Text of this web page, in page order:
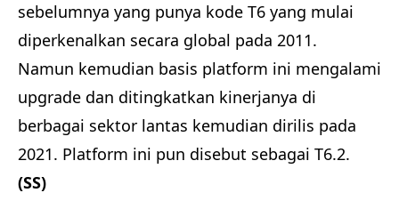
sebelumnya yang punya kode T6 yang mulai
diperkenalkan secara global pada 2011.
Namun kemudian basis platform ini mengalami
upgrade dan ditingkatkan kinerjanya di
berbagai sektor lantas kemudian dirilis pada
2021. Platform ini pun disebut sebagai T6.2.
(SS)